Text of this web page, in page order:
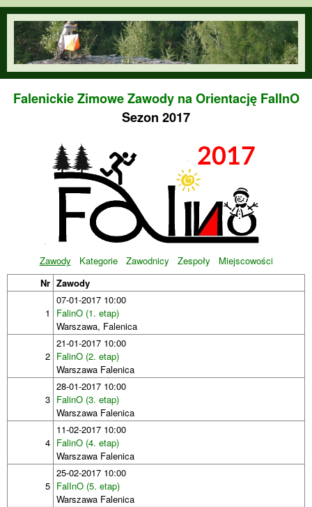
Przejdź do treści
orienteering.waw.pl
Falenickie Zimowe Zawody na Orientację FalInO
Sezon 2017
Zawody Kategorie Zawodnicy Zespoły
Miejscowości
Nr Zawody
1
07-01-2017 10:00
FalinO (1. etap)
Warszawa, Falenica
2
21-01-2017 10:00
FalinO (2. etap)
Warszawa Falenica
3
28-01-2017 10:00
FalinO (3. etap)
Warszawa Falenica
4
11-02-2017 10:00
FalinO (4. etap)
Warszawa Falenica
5
25-02-2017 10:00
FalInO (5. etap)
Warszawa Falenica